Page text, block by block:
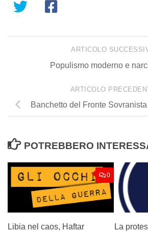
ARTICOLO
Populismo moderno e
ARTICOLO
Banchetto del Fronte
POTREBBERO
0
Libia nel caos, Haftar
La